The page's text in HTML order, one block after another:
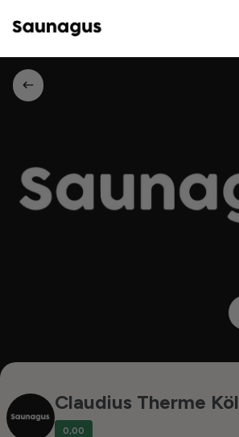
Claudius Therme
0,00